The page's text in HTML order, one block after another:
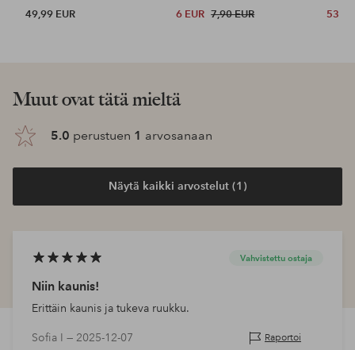
49,99 EUR
6 EUR 7,90 EUR
53
Muut ovat tätä mieltä
5.0 perustuen 1 arvosanaan
Näytä kaikki arvostelut (1)
Vahvistettu ostaja
Niin kaunis!
Erittäin kaunis ja tukeva ruukku.
Sofia I — 2025-12-07 Raportoi